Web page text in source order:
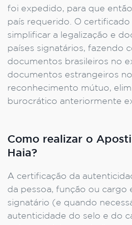
foi expedido, para que
país requerido. O certificado
simplificar a legalização e
países signatários, fazendo
documentos brasileiros no
documentos estrangeiros
reconhecimento mútuo,
burocrático anteriormente
Como realizar o
Haia?
A certificação da
da pessoa, função ou cargo
signatário (e quando
autenticidade do selo e do